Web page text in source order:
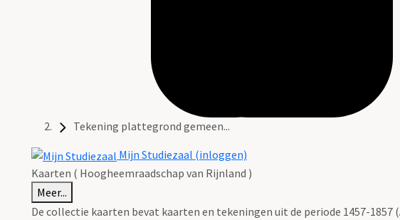
Tekening plattegrond gemeen...
Mijn Studiezaal (inloggen)
Kaarten ( Hoogheemraadschap van Rijnland )
Meer...
De collectie kaarten bevat kaarten en tekeningen uit de periode 1457-1857 (